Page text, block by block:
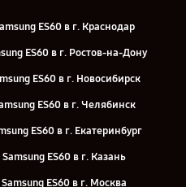
ES60 в г. Краснодар
ES60 в г. Ростов-на-Дону
ES60 в г. Новосибирск
ES60 в г. Челябинск
ES60 в г. Екатеринбург
ES60 в г. Казань
ES60 в г. Москва